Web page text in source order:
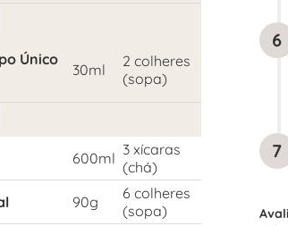
Único
30ml
2 colheres
(sopa)
600ml 3 xícaras
(chá)
90g
6 colheres
(sopa)
6
7